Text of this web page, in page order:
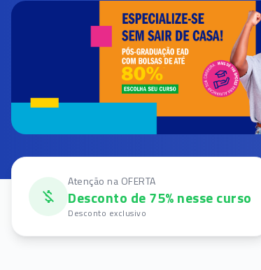
Atenção na OFERTA
Desconto de 75% nesse curso
Desconto exclusivo